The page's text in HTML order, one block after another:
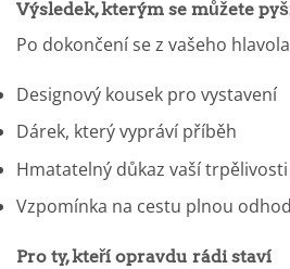
Výsledek, kterým se můžete
Po dokončení se z vašeho
Designový kousek pro vystavení
Dárek, který vypráví příběh
Hmatatelný důkaz vaší
Vzpomínka na cestu plnou
Pro ty, kteří opravdu rádi staví